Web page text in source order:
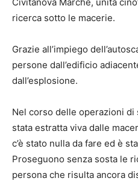
ricerca sotto le macerie.
Grazie all’impiego
persone dall’edificio
dall’esplosione.
Nel corso delle operazioni di
stata estratta viva dalle
c’è stato nulla da fare ed è
Proseguono senza sosta le
persona che risulta ancora